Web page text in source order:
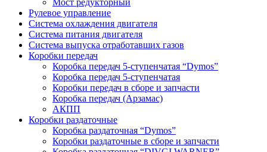
Мост редукторный
Рулевое управление
Система охлаждения двигателя
Система питания двигателя
Система выпуска отработавших газов
Коробки передач
Коробка передач 5-ступенчатая “Dymos”
Коробка передач 5-ступенчатая
Коробки передач в сборе и запчасти
Коробка передач (Арзамас)
АКПП
Коробки раздаточные
Коробка раздаточная “Dymos”
Коробки раздаточные в сборе и запчасти